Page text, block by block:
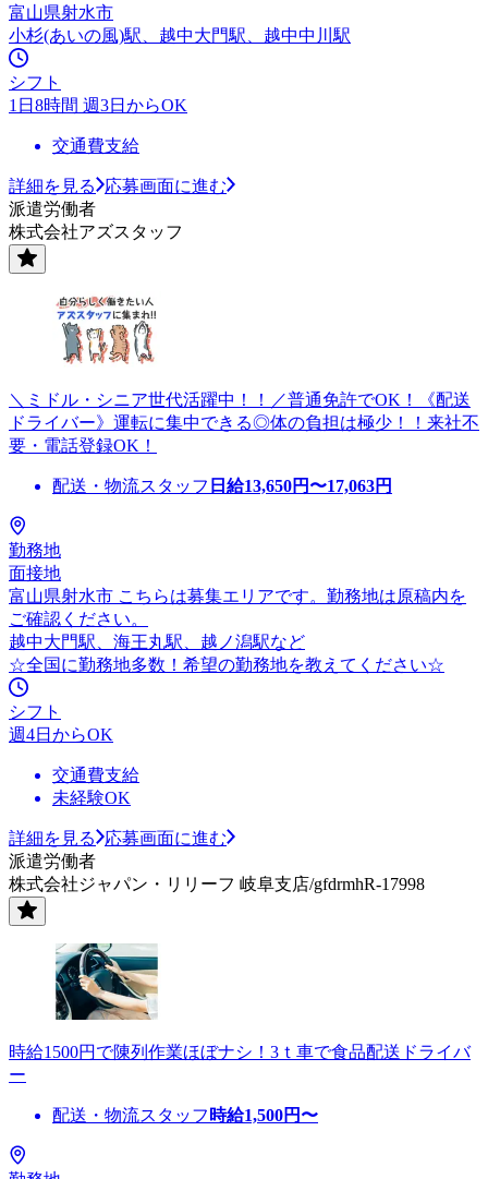
富山県射水市
小杉(あいの風)駅、越中大門駅、越中中川駅
シフト
1日8時間 週3日からOK
交通費支給
詳細を見る
応募画面に進む
派遣労働者
株式会社アズスタッフ
＼ミドル・シニア世代活躍中！！／普通免許でOK！《配送
ドライバー》運転に集中できる◎体の負担は極少！！来社不
要・電話登録OK！
配送・物流スタッフ 日給13,650円〜17,063円
勤務地
面接地
富山県射水市 こちらは募集エリアです。勤務地は原稿内を
ご確認ください。
越中大門駅、海王丸駅、越ノ潟駅など
☆全国に勤務地多数！希望の勤務地を教えてください☆
シフト
週4日からOK
交通費支給
未経験OK
詳細を見る
応募画面に進む
派遣労働者
株式会社ジャパン・リリーフ 岐阜支店/gfdrmhR-17998
時給1500円で陳列作業ほぼナシ！3ｔ車で食品配送ドライバ
ー
配送・物流スタッフ 時給1,500円〜